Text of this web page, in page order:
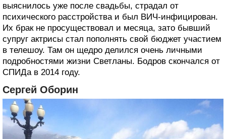
выяснилось уже после свадьбы, страдал от
психического расстройства и был ВИЧ-инфицирован.
Их брак не просуществовал и месяца, зато бывший
супруг актрисы стал пополнять свой бюджет участием
в телешоу. Там он щедро делился очень личными
подробностями жизни Светланы. Бодров скончался от
СПИДа в 2014 году.
Сергей Оборин